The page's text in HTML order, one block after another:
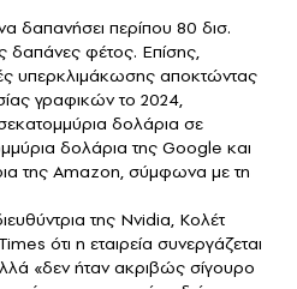
δαπανήσει περίπου 80 δισ.
δαπάνες φέτος. Επίσης,
υπερκλιμάκωσης αποκτώντας
γραφικών το 2024,
δολάρια σε
δολάρια της Google και
της Amazon, σύμφωνα με τη
της Nvidia, Κολέτ
ότι η εταιρεία συνεργάζεται
«δεν ήταν ακριβώς σίγουρο